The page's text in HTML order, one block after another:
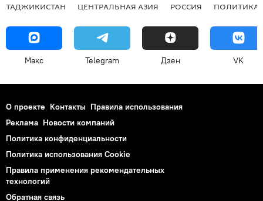
ТАДЖИКИСТАН ЦЕНТРАЛЬНАЯ АЗИЯ РОССИЯ ПОЛИТИКА
Макс Telegram Дзен VK
О проекте Контакты Правила использования
Реклама Новости компаний
Политика конфиденциальности
Политика использования Cookie
Правила применения рекомендательных
технологий
Обратная связь